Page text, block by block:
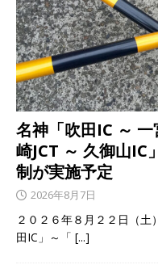
名神「吹田IC ～
崎JCT ～ 久御山IC
制が実施予定
2026年8月7日
２０２６年８月２２日（
田IC」～「 [...]